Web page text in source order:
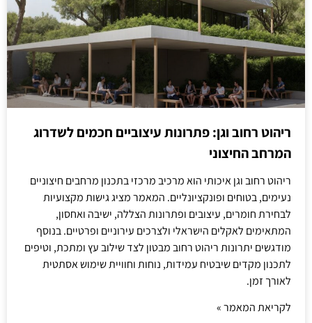
ריהוט רחוב וגן: פתרונות עיצוביים חכמים לשדרוג
המרחב החיצוני
ריהוט רחוב וגן איכותי הוא מרכיב מרכזי בתכנון מרחבים חיצוניים
נעימים, בטוחים ופונקציונליים. המאמר מציג גישות מקצועיות
לבחירת חומרים, עיצובים ופתרונות הצללה, ישיבה ואחסון,
המתאימים לאקלים הישראלי ולצרכים עירוניים ופרטיים. בנוסף
מודגשים יתרונות ריהוט רחוב מבטון לצד שילוב עץ ומתכת, וטיפים
לתכנון מקדים שיבטיח עמידות, נוחות וחוויית שימוש אסתטית
לאורך זמן.
לקריאת המאמר »